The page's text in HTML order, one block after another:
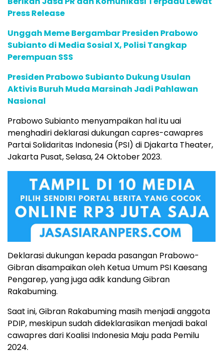
Press Release
Unggah Meme Bergambar Presiden Prabowo
Subianto di Media Sosial X, Polisi Tangkap
Perempuan SSS
Presiden Prabowo Subianto Dukung Usulan
Aktivis Buruh Muda Marsinah Jadi Pahlawan
Nasional
Prabowo Subianto menyampaikan hal itu uai
menghadiri deklarasi dukungan capres-cawapres
Partai Solidaritas Indonesia (PSI) di Djakarta Theater,
Jakarta Pusat, Selasa, 24 Oktober 2023.
Deklarasi dukungan kepada pasangan Prabowo-
Gibran disampaikan oleh Ketua Umum PSI Kaesang
Pengarep, yang juga adik kandung Gibran
Rakabuming.
Saat ini, Gibran Rakabuming masih menjadi anggota
PDIP, meskipun sudah dideklarasikan menjadi bakal
cawapres dari Koalisi Indonesia Maju pada Pemilu
2024.